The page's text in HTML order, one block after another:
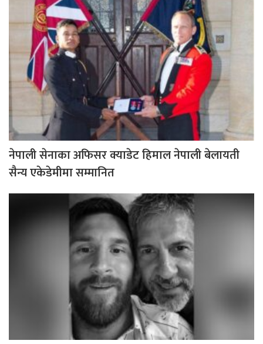
नेपाली सेनाका अफिसर क्याडेट हिमाल नेपाली बेलायती
सैन्य एकेडेमीमा सम्मानित